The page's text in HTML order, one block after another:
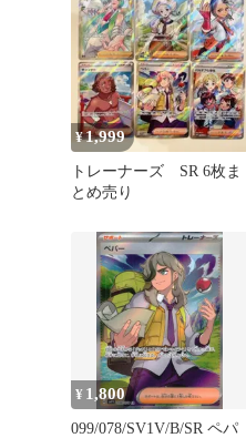
¥1,999
トレーナーズ SR 6枚ま
とめ売り
¥ 1,800
099/078/SV1V/B/SR ペパ